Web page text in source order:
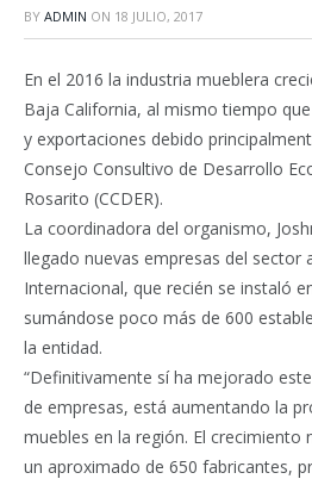
BY ADMIN ON 18 JULIO, 2017
En el 2016 la industria mueblera
Baja California, al mismo tiempo
y exportaciones debido
Consejo Consultivo de Desarrollo
Rosarito (CCDER).
La coordinadora del organismo,
llegado nuevas empresas del sector
Internacional, que recién se instaló
sumándose poco más de 600
la entidad.
“Definitivamente sí ha mejorado
de empresas, está aumentando la
muebles en la región. El crecimiento
un aproximado de 650 fabricantes,